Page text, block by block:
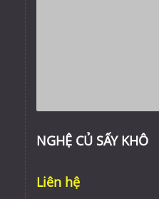
NGHỆ CỦ SẤY KHÔ
Liên hệ